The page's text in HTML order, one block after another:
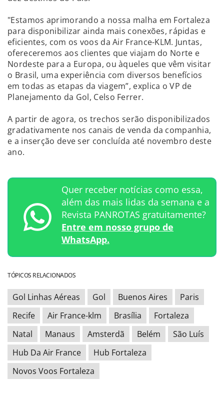
"Estamos aprimorando a nossa malha em Fortaleza
para disponibilizar ainda mais conexões, rápidas e
eficientes, com os voos da Air France-KLM. Juntas,
ofereceremos aos clientes que viajam do Norte e
Nordeste para a Europa, ou àqueles que vêm visitar
o Brasil, uma experiência com diversos benefícios
em todas as etapas da viagem”, explica o VP de
Planejamento da Gol, Celso Ferrer.
A partir de agora, os trechos serão disponibilizados
gradativamente nos canais de venda da companhia,
e a inserção deve ser concluída até novembro deste
ano.
Quer receber notícias como essa,
além das mais lidas da semana e a
Revista PANROTAS gratuitamente?
Entre em nosso grupo de
WhatsApp.
TÓPICOS RELACIONADOS
Gol Linhas Aéreas Gol Buenos Aires
Paris
Recife
Air France-klm Brasília
Fortaleza
Natal
Manaus Amsterdã Belém
São Luís
Hub Da Air France
Hub Fortaleza
Novos Voos Fortaleza